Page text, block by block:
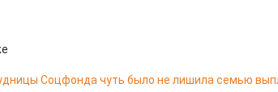
Соцфонда чуть было не лишила семью